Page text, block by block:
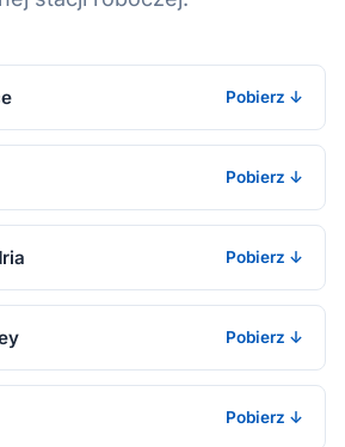
Pobierz ↓
Pobierz ↓
Pobierz ↓
Pobierz ↓
Pobierz ↓